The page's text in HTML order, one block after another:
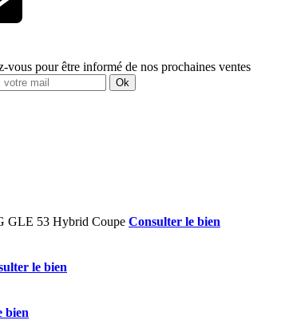
vous pour être informé de nos prochaines ventes
Ok
Consulter le bien
le bien
bien